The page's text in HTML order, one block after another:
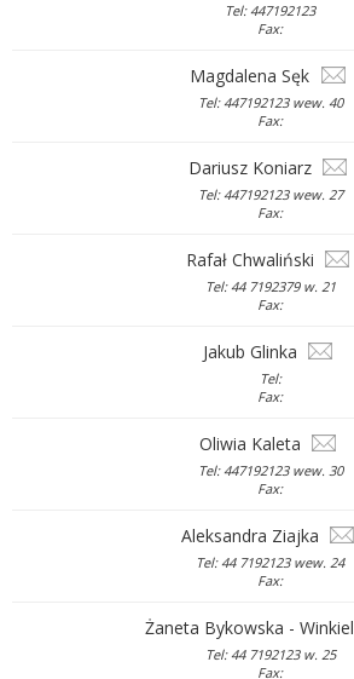
Tel: 447192123
Fax:
Magdalena Sęk
Tel: 447192123 wew. 40
Fax:
Dariusz Koniarz
Tel: 447192123 wew. 27
Fax:
Rafał Chwaliński
Tel: 44 7192379 w. 21
Fax:
Jakub Glinka
Tel:
Fax:
Oliwia Kaleta
Tel: 447192123 wew. 30
Fax:
Aleksandra Ziajka
Tel: 44 7192123 wew. 24
Fax:
Żaneta Bykowska - Winkiel
Tel: 44 7192123 w. 25
Fax: